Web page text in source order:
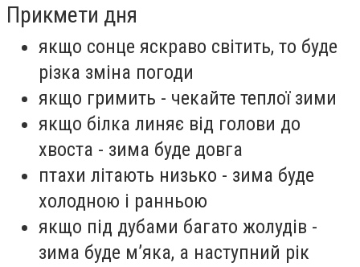
Прикмети дня
якщо сонце яскраво світить, то буде
різка зміна погоди
якщо гримить - чекайте теплої зими
якщо білка линяє від голови до
хвоста - зима буде довга
птахи літають низько - зима буде
холодною і ранньою
якщо під дубами багато жолудів -
зима буде м’яка, а наступний рік